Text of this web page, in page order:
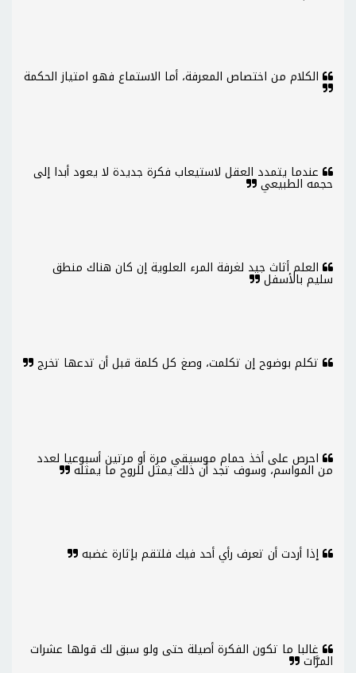
الكلام من اختصاص المعرفة، أما الاستماع فهو امتياز الحكمة
عندما يتمدد العقل لاستيعاب فكرة جديدة لا يعود أبدا إلى
حجمه الطبيعي
العلم أثاث جيد لغرفة المرء العلوية إن كان هناك منطق
سليم بالأسفل
تكلم بوضوح إن تكلمت، وصغ كل كلمة قبل أن تدعها تخرج
احرص على أخذ حمام موسيقي مرة أو مرتين أسبوعيا لعدد
من المواسم، وسوف تجد أن ذلك يمثل للروح ما يمثله
إذا أردت أن تعرف رأي أحد فيك فلتقم بإثارة غضبه
غالبا ما تكون الفكرة أصيلة حتى ولو سبق لك قولها عشرات
المرَّات